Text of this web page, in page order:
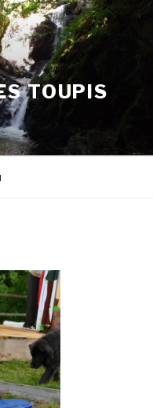
TOUPIS